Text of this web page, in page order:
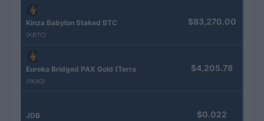
Kinza Babylon Staked BTC
(KBTC)
$83,270.00
Eureka Bridged PAX Gold (Terra
(PAXG)
$4,205.78
JDB $0.022